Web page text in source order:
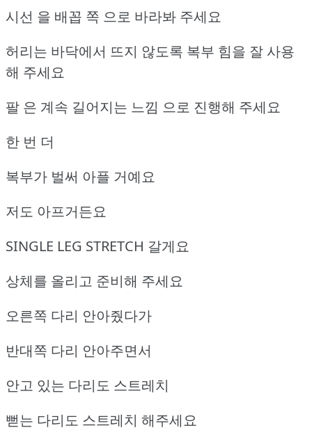
시선 을 배꼽 쪽 으로 바라봐 주세요
허리는 바닥에서 뜨지 않도록 복부 힘을 잘 사용
해 주세요
팔 은 계속 길어지는 느낌 으로 진행해 주세요
한 번 더
복부가 벌써 아플 거예요
저도 아프거든요
SINGLE LEG STRETCH 갈게요
상체를 올리고 준비해 주세요
오른쪽 다리 안아줬다가
반대쪽 다리 안아주면서
안고 있는 다리도 스트레치
뻗는 다리도 스트레치 해주세요